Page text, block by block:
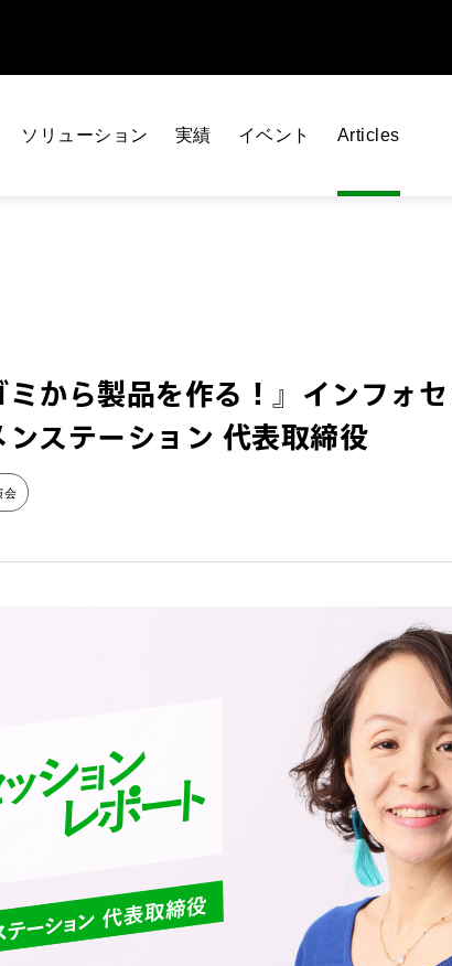
ソリューション 実績 イベント Articles
ミから製品を作る！』インフォ
ステーション 代表取締役
会